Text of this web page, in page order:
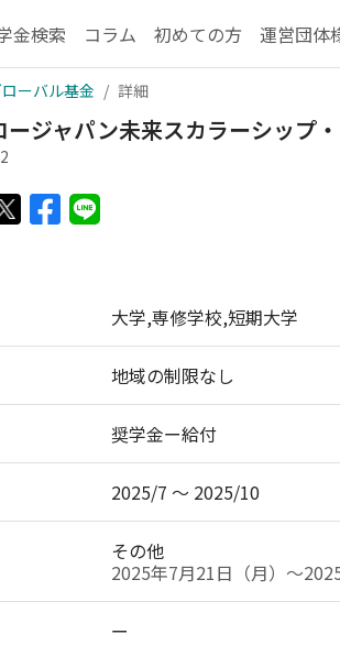
金検索 コラム 初めての方 運営団体
ーバル基金 詳細
ージャパン未来スカラーシップ
大学,専修学校,短期大学
地域の制限なし
奨学金ー給付
2025/7 〜 2025/10
その他
ー